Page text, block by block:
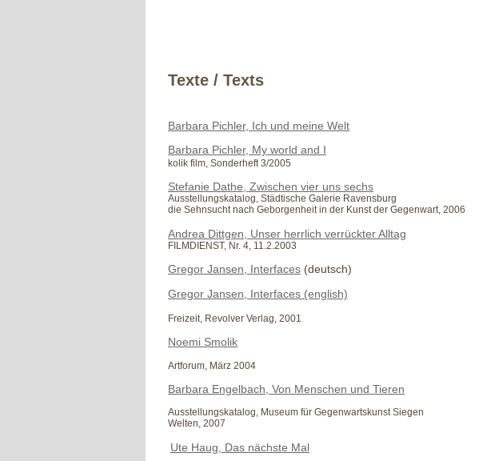
Texte / Texts
Barbara Pichler, Ich und meine Welt
Barbara Pichler, My world and I
kolik film, Sonderheft 3/2005
Stefanie Dathe, Zwischen vier uns sechs
Ausstellungskatalog, Städtische Galerie Ravensburg
die Sehnsucht nach Geborgenheit in der Kunst der Gegenwart, 2006
Andrea Dittgen, Unser herrlich verrückter Alltag
FILMDIENST, Nr. 4, 11.2.2003
Gregor Jansen, Interfaces (deutsch)
Gregor Jansen, Interfaces (english)
Freizeit, Revolver Verlag, 2001
Noemi Smolik
Artforum, März 2004
Barbara Engelbach, Von Menschen und Tieren
Ausstellungskatalog, Museum für Gegenwartskunst Siegen
Welten, 2007
Ute Haug, Das nächste Mal